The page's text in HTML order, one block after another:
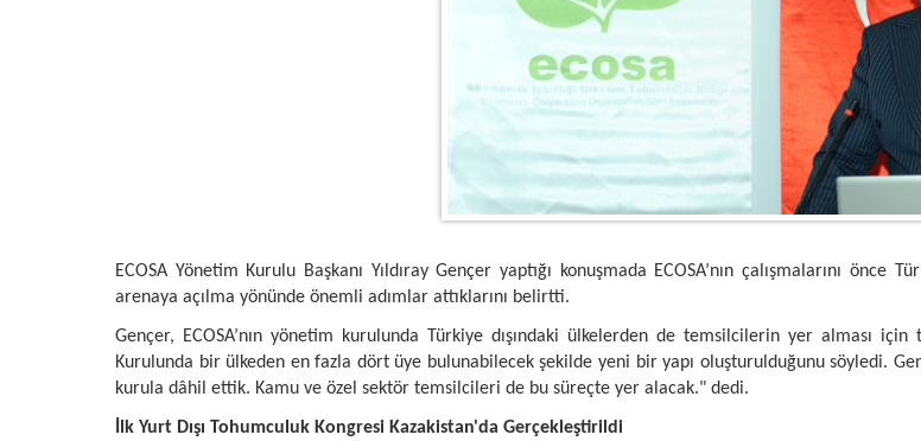
ECOSA Yönetim Kurulu Başkanı Yıldıray Gençer yaptığı konuşmada ECOSA’nın çalışmalarını
arenaya açılma yönünde önemli adımlar attıklarını belirtti.
Gençer, ECOSA’nın yönetim kurulunda Türkiye dışındaki ülkelerden de temsilcilerin yer alması
Kurulunda bir ülkeden en fazla dört üye bulunabilecek şekilde yeni bir yapı oluşturulduğunu söyledi.
kurula dâhil ettik. Kamu ve özel sektör temsilcileri de bu süreçte yer alacak." dedi.
İlk Yurt Dışı Tohumculuk Kongresi Kazakistan'da Gerçekleştirildi